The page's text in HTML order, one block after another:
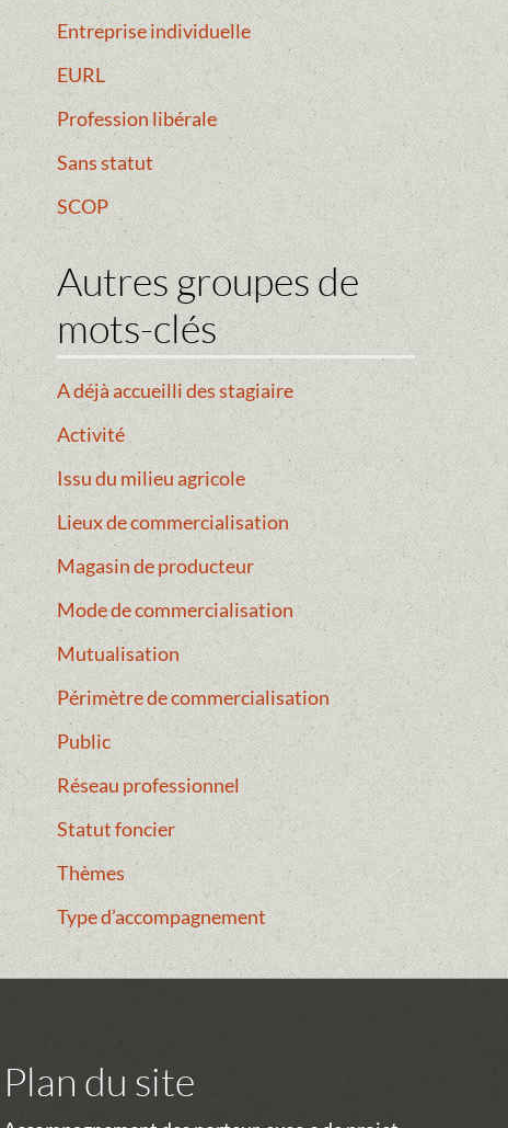
Entreprise individuelle
EURL
Profession libérale
Sans statut
SCOP
Autres groupes de
mots-clés
A déjà accueilli des stagiaire
Activité
Issu du milieu agricole
Lieux de commercialisation
Magasin de producteur
Mode de commercialisation
Mutualisation
Périmètre de commercialisation
Public
Réseau professionnel
Statut foncier
Thèmes
Type d’accompagnement
Plan du site